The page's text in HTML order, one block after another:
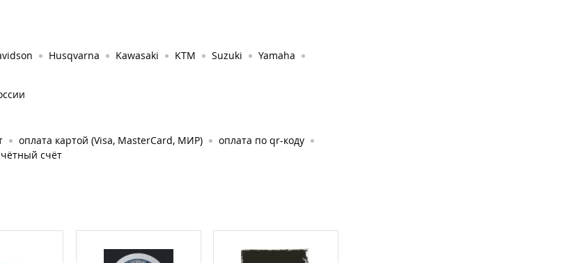
Husqvarna Kawasaki KTM Suzuki
Yamaha
оплата картой (Visa, MasterCard, МИР)
оплата по qr-коду
счёт